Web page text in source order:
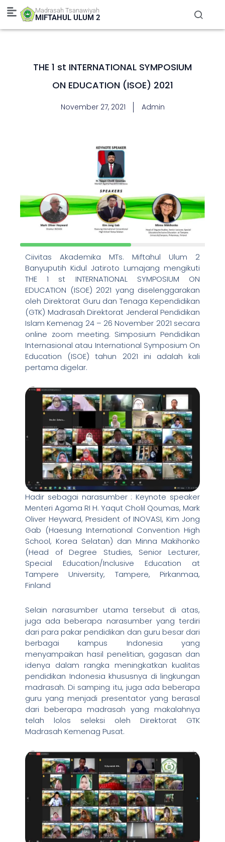
Skip
content
Madrasah Tsanawiyah
MIFTAHUL ULUM 2
THE 1 st INTERNATIONAL SYMPOSIUM
ON EDUCATION (ISOE) 2021
November 27, 2021 Admin
Ciivitas Akademika MTs. Miftahul Ulum 2
Banyuputih Kidul Jatiroto Lumajang mengikuti
THE 1 st INTERNATIONAL SYMPOSIUM ON
EDUCATION (ISOE) 2021 yang diselenggarakan
oleh Direktorat Guru dan Tenaga Kependidikan
(GTK) Madrasah Direktorat Jenderal Pendidikan
Islam Kemenag 24 – 26 November 2021 secara
online zoom meeting. Simposium Pendidikan
Internasional atau International Symposium On
Education (ISOE) tahun 2021 ini adalah kali
pertama digelar.
Hadir sebagai narasumber : Keynote speaker
Menteri Agama RI H. Yaqut Cholil Qoumas, Mark
Oliver Heyward, President of INOVASI, Kim Jong
Gab (Haesung International Convention High
School, Korea Selatan) dan Minna Makihonko
(Head of Degree Studies, Senior Lecturer,
Special Education/Inclusive Education at
Tampere University, Tampere, Pirkanmaa,
Finland
Selain narasumber utama tersebut di atas,
juga ada beberapa narasumber yang terdiri
dari para pakar pendidikan dan guru besar dari
berbagai kampus Indonesia yang
menyampaikan hasil penelitian, gagasan dan
idenya dalam rangka meningkatkan kualitas
pendidikan Indonesia khususnya di lingkungan
madrasah. Di samping itu, juga ada beberapa
guru yang menjadi presentator yang berasal
dari beberapa madrasah yang makalahnya
telah lolos seleksi oleh Direktorat GTK
Madrasah Kemenag Pusat.